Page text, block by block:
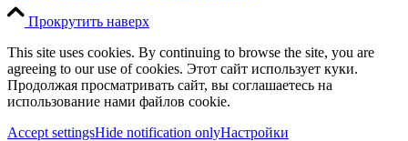
Прокрутить наверх
This site uses cookies. By continuing to browse the site, you are
agreeing to our use of cookies. Этот сайт использует куки.
Продолжая просматривать сайт, вы соглашаетесь на
использование нами файлов cookie.
Accept settingsHide notification onlyНастройки